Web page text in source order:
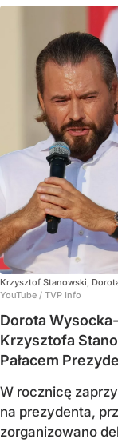
Krzysztof Stanowski,
YouTube / TVP Info
Dorota
Krzysztofa
Pałacem
W rocznicę
na prezydenta,
zorganizowano